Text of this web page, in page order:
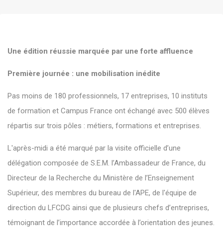
Une édition réussie marquée par une forte affluence
Première journée : une mobilisation inédite
Pas moins de 180 professionnels, 17 entreprises, 10 instituts
de formation et Campus France ont échangé avec 500 élèves
répartis sur trois pôles : métiers, formations et entreprises.
L'après-midi a été marqué par la visite officielle d’une
délégation composée de S.E.M. l’Ambassadeur de France, du
Directeur de la Recherche du Ministère de l’Enseignement
Supérieur, des membres du bureau de l'APE, de l'équipe de
direction du LFCDG ainsi que de plusieurs chefs d’entreprises,
témoignant de l’importance accordée à l’orientation des jeunes.